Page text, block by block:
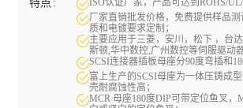
特点
ISO认证厂家，产品可达到ROHS/UL/
厂家直销批发价格，免费提供样品
质和电镀要求定制；
主要应用于三菱，安川，松下 ，台
斯顿,华中数控,广州数控等伺服驱动
SCSI连接器插板母座分90度弯插和
富上生产的SCSI母座为一体压铸成
壳耐腐蚀性高；
MCR 母座180度DIP可带定位鱼叉，